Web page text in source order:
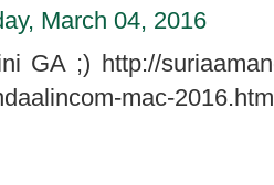
March 04, 2016
GA ;) http://
mac-